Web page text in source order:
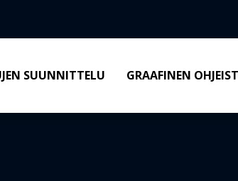
SUUNNITTELU GRAAFINEN